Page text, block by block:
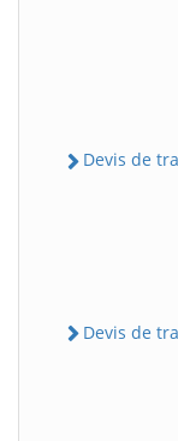
Devis de
Devis de